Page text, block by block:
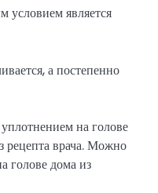
условием является
а постепенно
на голове
рецепта врача. Можно
голове дома из